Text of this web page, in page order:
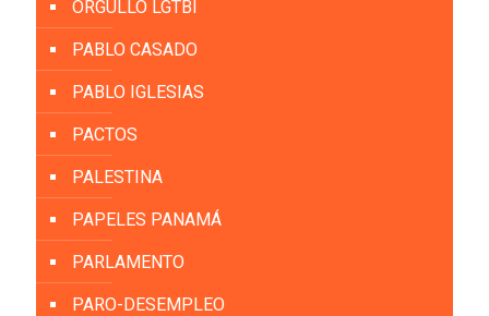
ORGULLO LGTBI
PABLO CASADO
PABLO IGLESIAS
PACTOS
PALESTINA
PAPELES PANAMÁ
PARLAMENTO
PARO-DESEMPLEO